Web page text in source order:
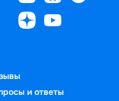
и ответы